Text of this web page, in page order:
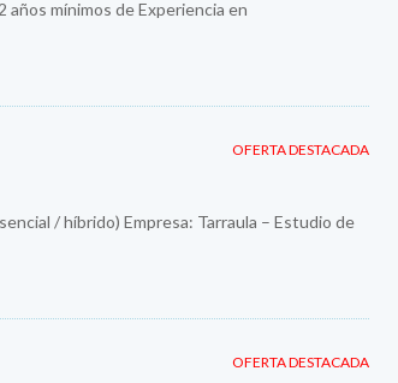
años mínimos de Experiencia en
OFERTA DESTACADA
/ híbrido) Empresa: Tarraula – Estudio de
OFERTA DESTACADA